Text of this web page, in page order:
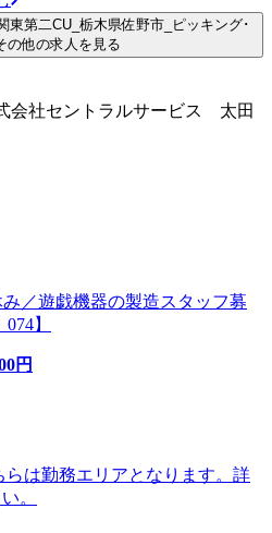
第二CU_栃木県佐野市_ピッキング･
の他の求人を見る
会社セントラルサービス 太田
／遊戯機器の製造スタッフ募
】
円
は勤務エリアとなります。詳
。